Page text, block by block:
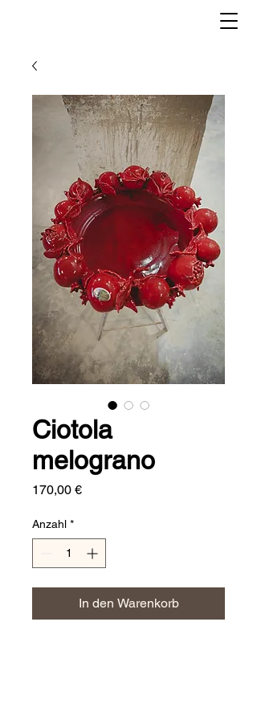
Ciotola
melograno
170,00 €Preis
Anzahl *
In den Warenkorb